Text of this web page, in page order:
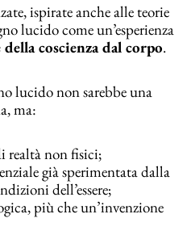
ispirate anche alle teorie
lucido come un’esperienza
coscienza dal corpo.
lucido non sarebbe una
ma:
realtà non fisici;
già sperimentata dalla
dell’essere;
più che un’invenzione